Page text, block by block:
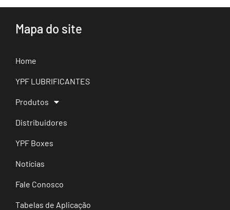
Mapa do site
Home
YPF LUBRIFICANTES
Produtos
Distribuidores
YPF Boxes
Notícias
Fale Conosco
Tabelas de Aplicação